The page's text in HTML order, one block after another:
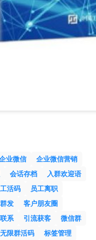
业微信
企业微信营销
会话存档
入群欢迎语
活码
员工离职
发
客户朋友圈
系 引流获客
微信群
无限群活码 标签管理